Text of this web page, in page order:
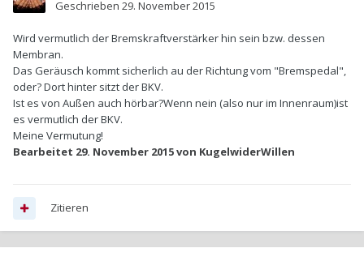
Geschrieben 29. November 2015
Wird vermutlich der Bremskraftverstärker hin sein bzw. dessen
Membran.
Das Geräusch kommt sicherlich au der Richtung vom "Bremspedal",
oder? Dort hinter sitzt der BKV.
Ist es von Außen auch hörbar?Wenn nein (also nur im Innenraum)ist
es vermutlich der BKV.
Meine Vermutung!
Bearbeitet 29. November 2015von KugelwiderWillen
Zitieren